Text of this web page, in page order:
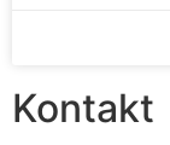
Kontakt